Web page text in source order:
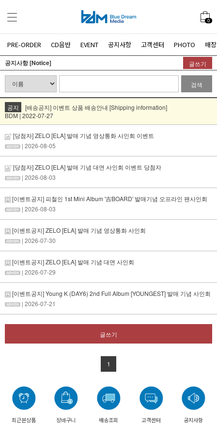
0
PRE-ORDER CD음반 EVENT 공지사항 고객센터 PHOTO 매
공지사항 [Notice] 글쓰기
검색
공지
[배송공지] 이벤트 상품 배송안내 [Shipping information]
BDM | 2022-07-27
[당첨자] ZELO [ELA] 발매 기념 영상통화 사인회 이벤트
| 2026-08-05
[당첨자] ZELO [ELA] 발매 기념 대면 사인회 이벤트 당첨자
| 2026-08-03
[이벤트공지] 피철인 1st Mini Album '吉BOARD' 발매기념 오프라인 팬사인회
| 2026-08-03
[이벤트공지] ZELO [ELA] 발매 기념 영상통화 사인회
| 2026-07-30
[이벤트공지] ZELO [ELA] 발매 기념 대면 사인회
| 2026-07-29
[이벤트공지] Young K (DAY6) 2nd Full Album [YOUNGEST] 발매 기념 사인회
| 2026-07-21
글쓰기
1
최근본상품 장바구니 배송조회 고객센터 공지사항